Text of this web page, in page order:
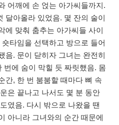
어깨에 손 얹는 아가씨들까지.
달아올라 있었음. 몇 잔의 술이
에 맞춰 춤추는 아가씨들 사이
타임을 선택하고 방으로 들어
음. 문이 닫히자 그녀는 완전히
번에 숨이 막힐 듯 짜릿했음. 몸
간, 한 번 붐붐할 때마다 뼈 속
은 끝나고 나서도 몇 분 동안
였음. 다시 밖으로 나왔을 땐
아니라 그녀와의 순간 때문에